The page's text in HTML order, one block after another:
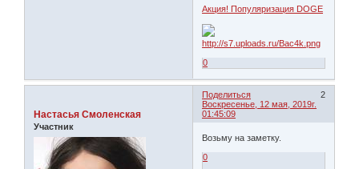
Акция! Популяризация DOGE
0
Поделиться
2
Воскресенье, 12 мая, 2019г.
01:45:09
Настасья Смоленская
Участник
Возьму на заметку.
0